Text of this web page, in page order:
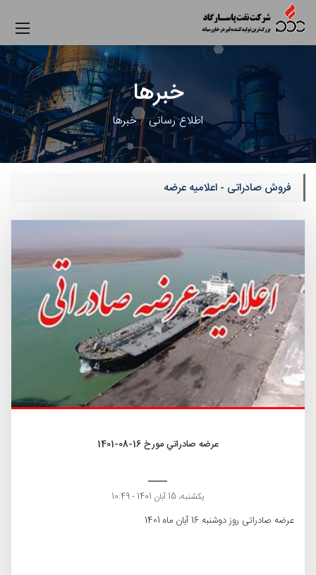
خبرها
اطلاع رسانی خبرها
فروش صادراتی - اعلامیه عرضه
عرضه صادراتي مورخ 16-08-1401
یکشنبه، 15 آبان 1401 - 10:49
عرضه صادراتی روز دوشنبه 16 آبان ماه 1401